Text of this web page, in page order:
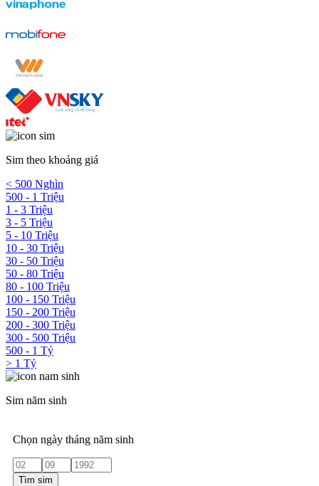
Sim theo khoảng giá
< 500 Nghìn
500 - 1 Triệu
1 - 3 Triệu
3 - 5 Triệu
5 - 10 Triệu
10 - 30 Triệu
30 - 50 Triệu
50 - 80 Triệu
80 - 100 Triệu
100 - 150 Triệu
150 - 200 Triệu
200 - 300 Triệu
300 - 500 Triệu
500 - 1 Tỷ
> 1 Tỷ
Sim năm sinh
Chọn ngày tháng năm sinh
Tìm sim